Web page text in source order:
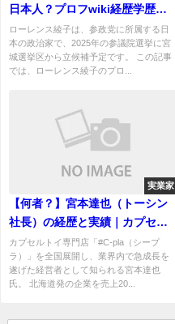
日本人？プロフwiki経歴学歴を
紹介！夫や子供についても！
ローレンス綾子は、参政党に所属する日
本の政治家で、2025年の参議院選挙に宮
城選挙区から立候補予定です。 この記事
では、ローレンス綾子のプロ...
実業家
【何者？】宮本達也（トーシン
社長）の経歴と実績｜カプセル
トイ業界を拡大させた経営者の
素顔
カプセルトイ専門店「#C-pla（シープ
ラ）」を全国展開し、業界内で急成長を
遂げた経営者として知られる宮本達也
氏。 北海道発の企業を売上20...